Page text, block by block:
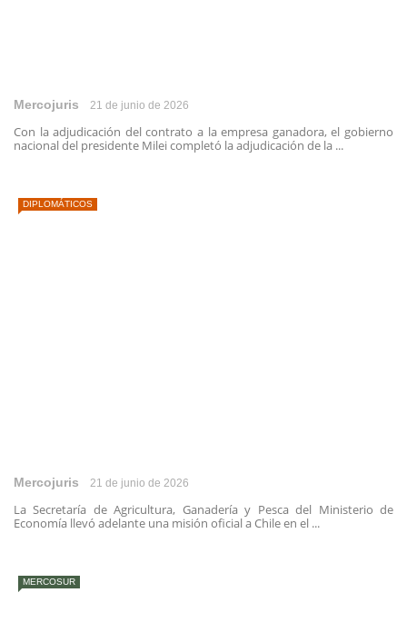
Mercojuris 21 de junio de 2026
Con la adjudicación del contrato a la empresa ganadora, el gobierno
nacional del presidente Milei completó la adjudicación de la ...
DIPLOMÁTICOS
Mercojuris 21 de junio de 2026
La Secretaría de Agricultura, Ganadería y Pesca del Ministerio de
Economía llevó adelante una misión oficial a Chile en el ...
MERCOSUR